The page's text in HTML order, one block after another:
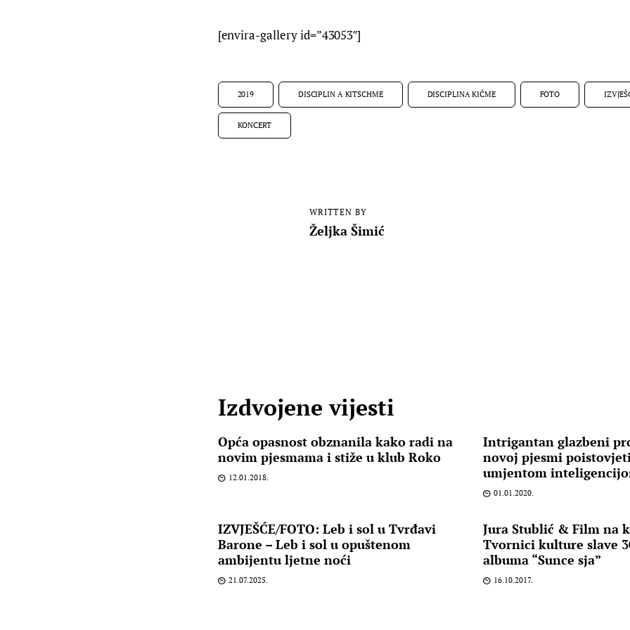
[envira-gallery id=”43053″]
2019 DISCIPLIN A KITSCHME DISCIPLINA KIČME FOTO
KONCERT
WRITTEN BY
Željka Šimić
Izdvojene vijesti
Opća opasnost obznanila kako radi na
novim pjesmama i stiže u klub Roko
12.01.2018.
Intrigantan glazbeni
novoj pjesmi
umjentom
01.01.2020.
IZVJEŠĆE/FOTO: Leb i sol u Tvrđavi
Barone – Leb i sol u opuštenom
ambijentu ljetne noći
21.07.2025.
Jura Stublić & Film na
Tvornici kulture slave
albuma “Sunce sja”
16.10.2017.